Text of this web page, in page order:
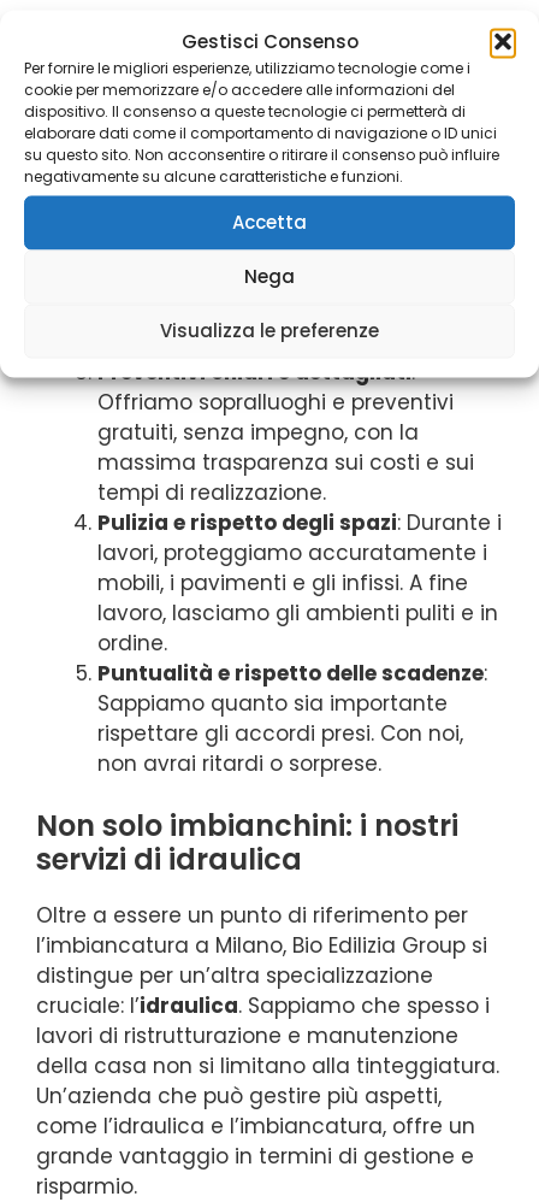
Gestisci Consenso
Per fornire le migliori esperienze, utilizziamo tecnologie come i
cookie per memorizzare e/o accedere alle informazioni del
dispositivo. Il consenso a queste tecnologie ci permetterà di
elaborare dati come il comportamento di navigazione o ID unici
su questo sito. Non acconsentire o ritirare il consenso può influire
negativamente su alcune caratteristiche e funzioni.
Accetta
Nega
Visualizza le preferenze
Professionalità e competenza
nostro team è composto da
imbianchini esperti e qualificati, in
costante aggiornamento sulle nuove
tecniche e sui materiali più innovativi.
Materiali di alta qualità: Utilizziamo
solo vernici e prodotti ecologici,
atossici e di alta gamma, che
garantiscono un risultato duraturo e
l’ambiente.
Preventivi chiari e dettagliati:
Offriamo sopralluoghi e preventivi
gratuiti, senza impegno, con la
massima trasparenza sui costi e sui
tempi di realizzazione.
Pulizia e rispetto degli spazi: Durante i
lavori, proteggiamo accuratamente i
mobili, i pavimenti e gli infissi. A fine
lavoro, lasciamo gli ambienti puliti e in
ordine.
Puntualità e rispetto delle scadenze:
Sappiamo quanto sia importante
rispettare gli accordi presi. Con noi,
non avrai ritardi o sorprese.
Non solo imbianchini: i nostri
servizi di idraulica
Oltre a essere un punto di riferimento per
l’imbiancatura a Milano, Bio Edilizia Group si
distingue per un’altra specializzazione
cruciale: l’idraulica. Sappiamo che spesso i
lavori di ristrutturazione e manutenzione
della casa non si limitano alla tinteggiatura.
Un’azienda che può gestire più aspetti,
come l’idraulica e l’imbiancatura, offre un
grande vantaggio in termini di gestione e
risparmio.